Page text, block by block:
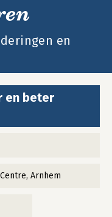
en
en beter
Arnhem